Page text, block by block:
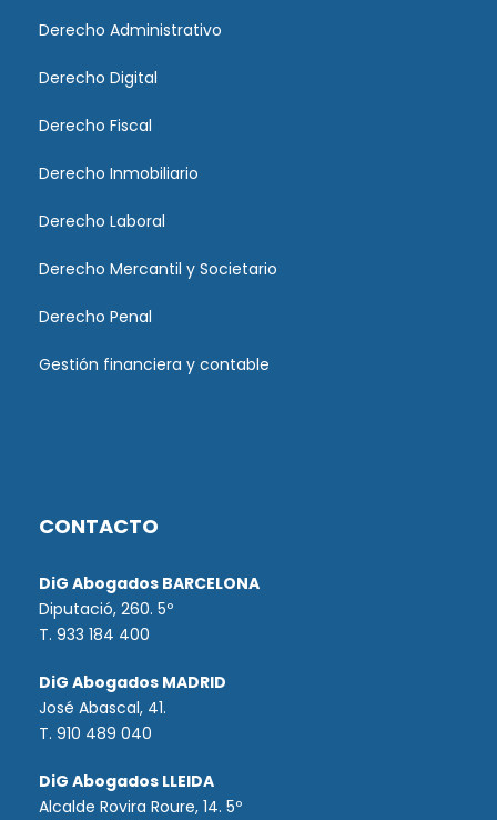
Derecho Administrativo
Derecho Digital
Derecho Fiscal
Derecho Inmobiliario
Derecho Laboral
Derecho Mercantil y Societario
Derecho Penal
Gestión financiera y contable
CONTACTO
DiG Abogados BARCELONA
Diputació, 260. 5º
T. 933 184 400
DiG Abogados MADRID
José Abascal, 41.
T. 910 489 040
DiG Abogados LLEIDA
Alcalde Rovira Roure, 14. 5º